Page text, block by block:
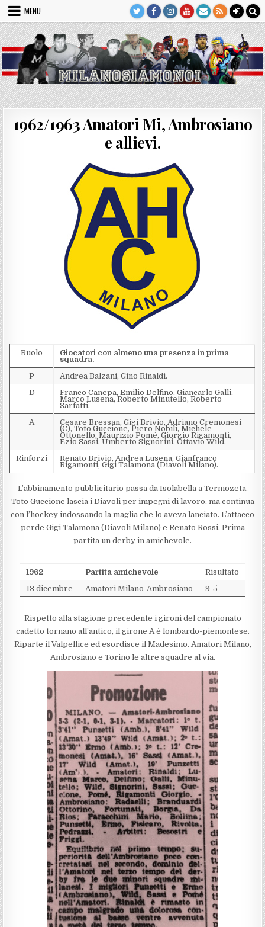
Skip
content
MENU
1962/1963 Amatori Mi, Ambrosiano
e allievi.
Ruolo Giocatori con almeno una presenza in prima
squadra.
P
Andrea Balzani, Gino Rinaldi.
D
Franco Canepa, Emilio Delfino, Giancarlo Galli,
Marco Lusena, Roberto Minutello, Roberto
Sarfatti.
A
Cesare Bressan, Gigi Brivio, Adriano Cremonesi
(C), Toto Guccione, Piero Nobili, Michele
Ottonello, Maurizio Pomé, Giorgio Rigamonti,
Ezio Sassi, Umberto Signorini, Ottavio Wild.
Rinforzi
Renato Brivio, Andrea Lusena, Gianfranco
Rigamonti, Gigi Talamona (Diavoli Milano).
L’abbinamento pubblicitario passa da Isolabella a Termozeta.
Toto Guccione lascia i Diavoli per impegni di lavoro, ma continua
con l’hockey indossando la maglia che lo aveva lanciato. L’attacco
perde Gigi Talamona (Diavoli Milano) e Renato Rossi. Prima
partita un derby in amichevole.
1962 Partita amichevole
Risultato
13 dicembre
Amatori Milano-Ambrosiano 9-5
Rispetto alla stagione precedente i gironi del campionato
cadetto tornano all’antico, il girone A è lombardo-piemontese.
Riparte il Valpellice ed esordisce il Madesimo. Amatori Milano,
Ambrosiano e Torino le altre squadre al via.